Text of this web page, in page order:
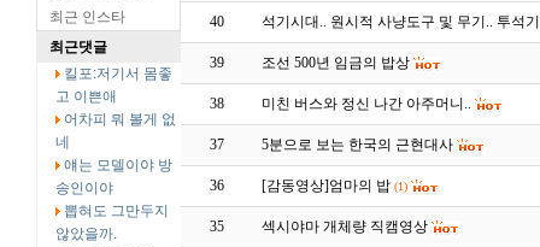
최근 인스타
최근댓글
킬포:저기서 몸좋
고 이쁜애
어차피 뭐 볼게 없
네
얘는 모델이야 방
송인이야
뽑혀도 그만두지
않았을까.
40 석기시대.. 원시적 사냥도구 및 무기.. 투석
39 조선 500년 임금의 밥상
38 미친 버스와 정신 나간 아주머니..
37 5분으로 보는 한국의 근현대사
36 [감동영상]엄마의 밥 (1)
35 섹시야마 개체량 직캠영상